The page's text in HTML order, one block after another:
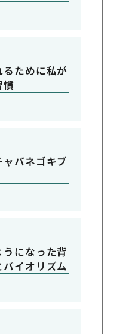
ために私が
慣
バネゴキブ
になった背
イオリズム